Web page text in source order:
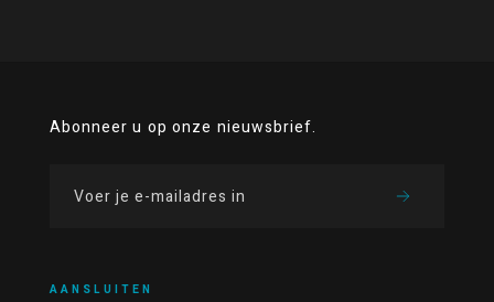
Abonneer u op onze nieuwsbrief.
AANSLUITEN